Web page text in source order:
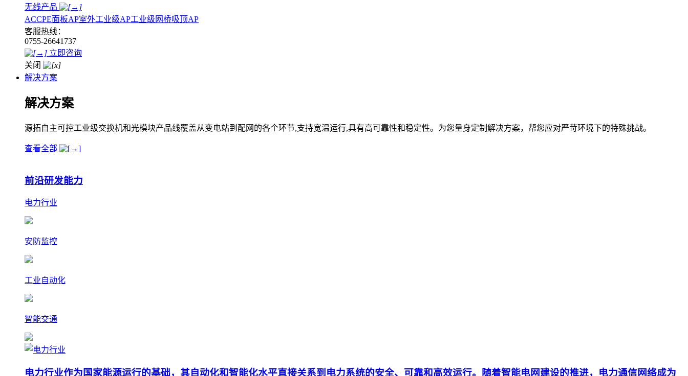
无线产品
ACCPE面板AP室外工业级AP工业级网桥吸顶AP
客服热线：
0755-26641737
立即咨询
关闭
解决方案
解决方案
源拓自主可控工业级交换机和光模块产品线覆盖从变电站到配网的各个环节,支持宽温运行,具有高可靠性和稳定性。为您量身定制解决方案，帮您应对严苛环境下的特殊挑战。
查看全部
前沿研发能力
电力行业
安防监控
工业自动化
智能交通
电力行业作为国家能源运行的基础，其自动化和智能化水平直接关系到电力系统的安全、可靠和高效运行。随着智能电网建设的推进，电力通信网络成为